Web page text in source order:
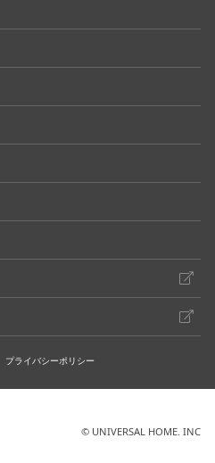
プライバシーポリシー
© UNIVERSAL HOME. INC